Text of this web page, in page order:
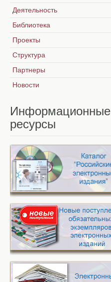
Деятельность
Библиотека
Проекты
Структура
Партнеры
Новости
Информационные
ресурсы